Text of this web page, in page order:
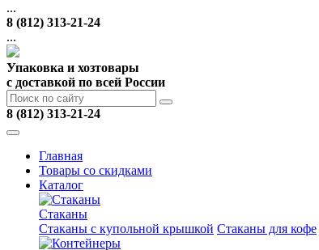
...
8 (812) 313-21-24
...
Упаковка и хозтовары
с доставкой по всей России
8 (812) 313-21-24
Главная
Товары со скидками
Каталог
Стаканы
Стаканы с купольной крышкой Стаканы для кофе